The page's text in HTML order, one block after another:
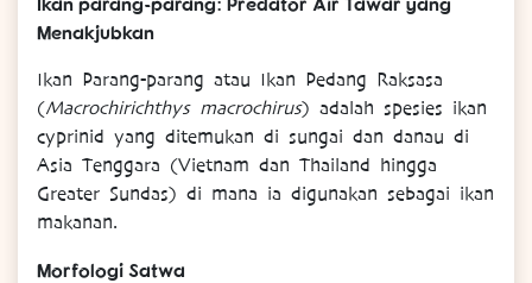
Menakjubkan
Ikan Parang-parang atau Ikan Pedang Raksasa
(Macrochirichthys macrochirus) adalah spesies ikan
cyprinid yang ditemukan di sungai dan danau di
Asia Tenggara (Vietnam dan Thailand hingga
Greater Sundas) di mana ia digunakan sebagai ikan
makanan.
Morfologi Satwa